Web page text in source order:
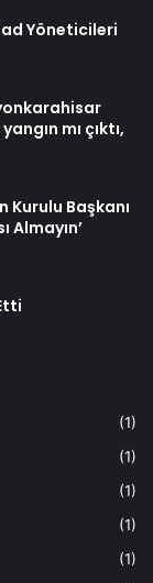
Yöneticileri
mı çıktı,
Başkanı
Almayın’
(1)
(1)
(1)
(1)
(1)